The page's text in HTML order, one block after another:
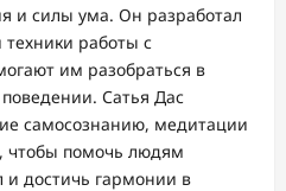
и силы ума. Он разработал
работы с
им разобраться в
Сатья Дас
самосознанию, медитации
чтобы помочь людям
и достичь гармонии в